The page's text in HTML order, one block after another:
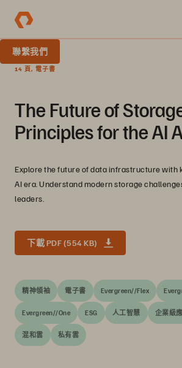
聯繫我們
14 頁, 電子書
The Future of
Principles for the AI
Explore the future of data infrastructure with
AI era. Understand modern storage
leaders.
下載 PDF (554 KB)
精神領袖 電子書 Evergreen//Flex
Evergreen//One ESG 人工智慧 企業級
混和雲 私有雲